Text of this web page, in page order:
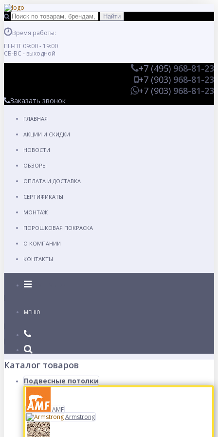
Время работы:
ПН-ПТ 09:00 - 19:00
СБ-ВС - выходной
+7 (495) 968-81-23
+7 (903) 968-81-23
+7 (903) 968-81-23
Заказать звонок
ГЛАВНАЯ
АКЦИИ И СКИДКИ
НОВОСТИ
ОБЗОРЫ
ОПЛАТА И ДОСТАВКА
СЕРТИФИКАТЫ
МОНТАЖ
ПОРОШКОВАЯ ПОКРАСКА
О КОМПАНИИ
КОНТАКТЫ
Каталог
МЕНЮ
Каталог товаров
Подвесные потолки
AMF
Armstrong